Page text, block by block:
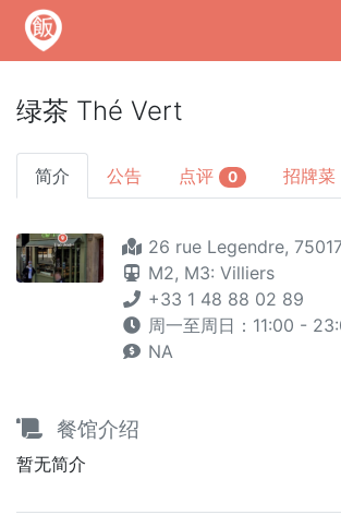
绿茶 Thé Vert
简介 公告 点评 0 招牌菜
26 rue Legendre,
M2, M3: Villiers
+33 1 48 88 02 89
周一至周日：11:00 -
NA
餐馆介绍
暂无简介